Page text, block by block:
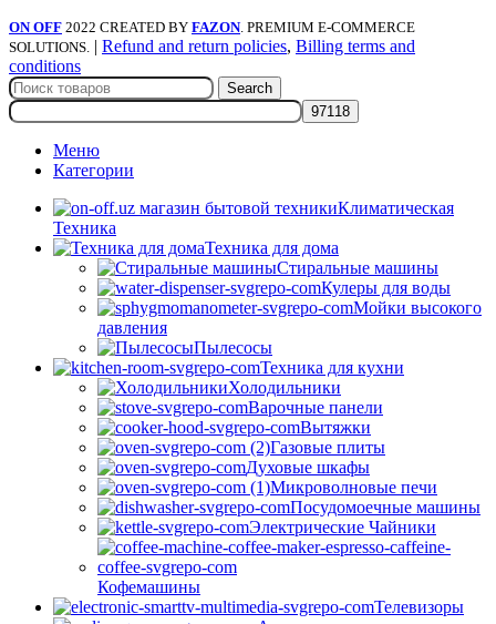
ON OFF 2022 CREATED BY FAZON. PREMIUM E-COMMERCE
SOLUTIONS. | Refund and return policies, Billing terms and
conditions
Search
Меню
Категории
Климатическая
Техника
Техника для дома
Стиральные машины
Кулеры для воды
Мойки высокого
давления
Пылесосы
Техника для кухни
Холодильники
Варочные панели
Вытяжки
Газовые плиты
Духовые шкафы
Микроволновые печи
Посудомоечные машины
Электрические Чайники
Кофемашины
Телевизоры